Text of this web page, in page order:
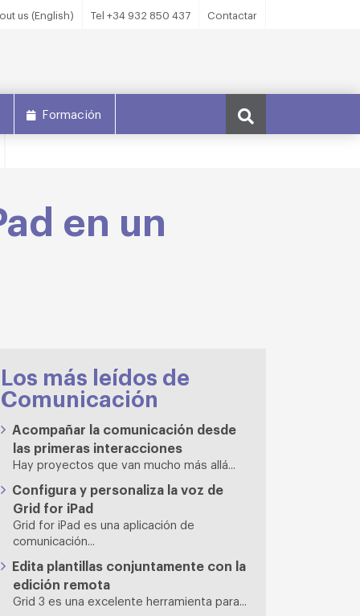
us (English) Tel +34 932 850 437 Contactar
Formación
en un
Los más leídos de
Comunicación
Acompañar la comunicación desde
las primeras interacciones
Hay proyectos que van mucho más allá...
Configura y personaliza la voz de
Grid for iPad
Grid for iPad es una aplicación de
comunicación...
Edita plantillas conjuntamente con la
edición remota
Grid 3 es una excelente herramienta para...